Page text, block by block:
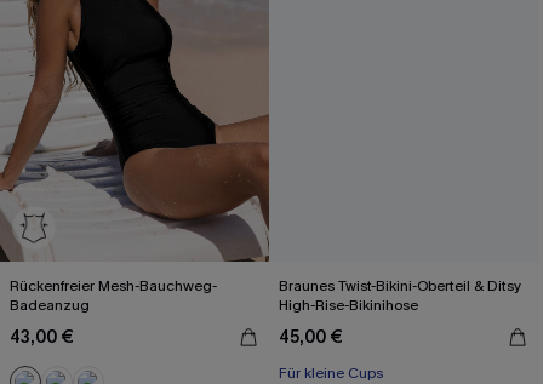
Rückenfreier Mesh-Bauchweg-
Badeanzug
43,00 €
Braunes Twist-Bikini-Oberteil & Ditsy
High-Rise-Bikinihose
45,00 €
Für kleine Cups